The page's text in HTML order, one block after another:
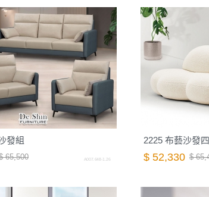
發組
65,500 A007.648-1.26
2225 布藝沙發
$ 52,330 $